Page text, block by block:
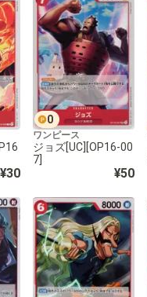
¥30
0
ワンピース
ジョズ[UC][OP16-00
7]
¥50